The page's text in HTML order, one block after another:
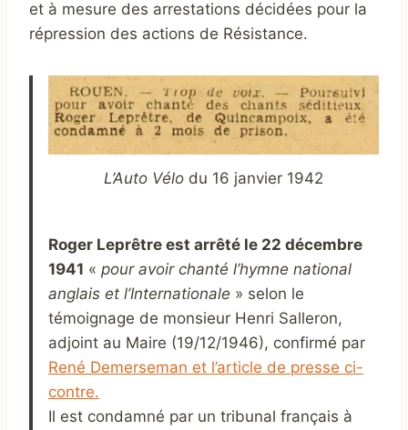
et à mesure des arrestations décidées pour la
répression des actions de Résistance.
L’Auto Vélo du 16 janvier 1942
Roger Leprêtre est arrêté le 22 décembre
1941 « pour avoir chanté l’hymne national
anglais et l’Internationale » selon le
témoignage de monsieur Henri Salleron,
adjoint au Maire (19/12/1946), confirmé par
René Demerseman et l’article de presse ci-
contre.
Il est condamné par un tribunal français à